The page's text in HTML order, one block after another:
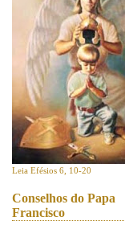
Leia Efésios 6, 10-20
Conselhos do Papa
Francisco